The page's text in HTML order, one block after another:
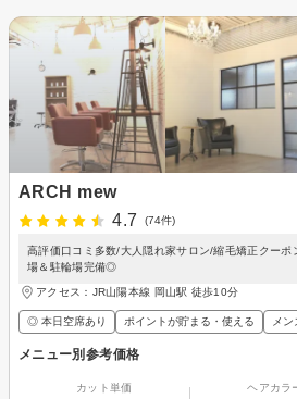
ARCH mew
4.7
(74件)
高評価口コミ多数/大人隠れ家サロン/縮毛矯正クー
場＆駐輪場完備◎
アクセス：JR山陽本線 岡山駅 徒歩10分
◎ 本日空席あり ポイントが貯まる・使える メン
メニュー別参考価格
カット単価 ヘアカラ